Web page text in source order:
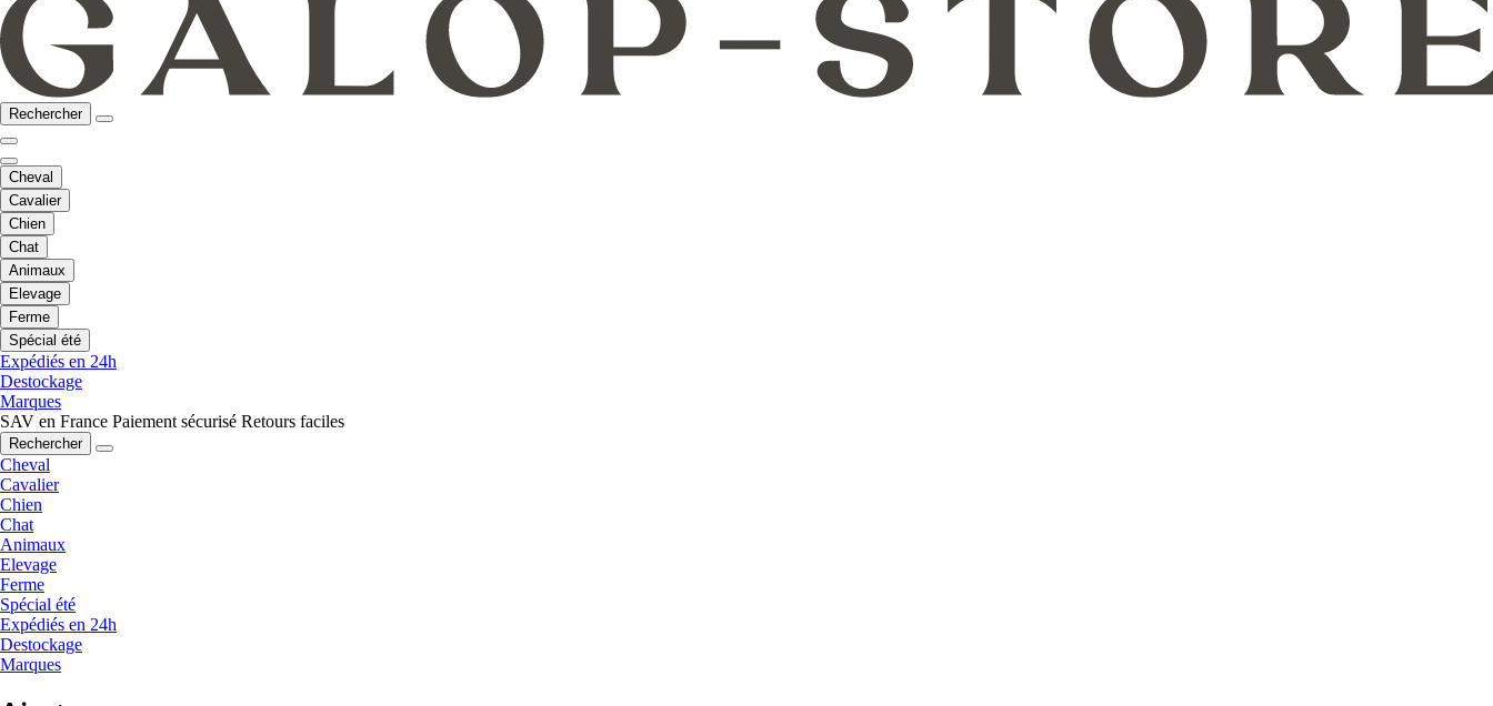
Rechercher
Cheval
Cavalier
Chien
Chat
Animaux
Elevage
Ferme
Spécial été
Expédiés en 24h
Destockage
Marques
SAV en France Paiement sécurisé Retours faciles
Rechercher
Cheval
Cavalier
Chien
Chat
Animaux
Elevage
Ferme
Spécial été
Expédiés en 24h
Destockage
Marques